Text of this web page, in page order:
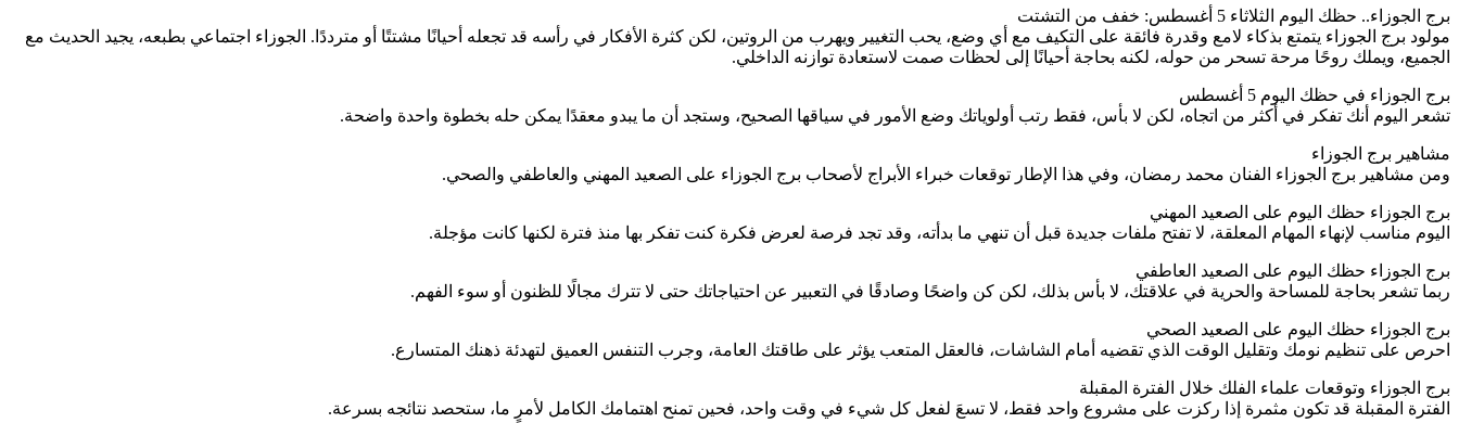
برج الجوزاء.. حظك اليوم الثلاثاء 5 أغسطس: خفف من التشتت
مولود برج الجوزاء يتمتع بذكاء لامع وقدرة فائقة على التكيف مع أي وضع، يحب التغيير ويهرب من الروتين، لكن كثرة الأفكار في رأسه قد تجعله أحيانًا مشتتًا أو مترددًا. الجوزاء اجتماعي بطبعه، يجيد الحديث مع
الجميع، ويملك روحًا مرحة تسحر من حوله، لكنه بحاجة أحيانًا إلى لحظات صمت لاستعادة توازنه الداخلي.
برج الجوزاء في حظك اليوم 5 أغسطس
تشعر اليوم أنك تفكر في أكثر من اتجاه، لكن لا بأس، فقط رتب أولوياتك وضع الأمور في سياقها الصحيح، وستجد أن ما يبدو معقدًا يمكن حله بخطوة واحدة واضحة.
مشاهير برج الجوزاء
ومن مشاهير برج الجوزاء الفنان محمد رمضان، وفي هذا الإطار توقعات خبراء الأبراج لأصحاب برج الجوزاء على الصعيد المهني والعاطفي والصحي.
برج الجوزاء حظك اليوم على الصعيد المهني
اليوم مناسب لإنهاء المهام المعلقة، لا تفتح ملفات جديدة قبل أن تنهي ما بدأته، وقد تجد فرصة لعرض فكرة كنت تفكر بها منذ فترة لكنها كانت مؤجلة.
برج الجوزاء حظك اليوم على الصعيد العاطفي
ربما تشعر بحاجة للمساحة والحرية في علاقتك، لا بأس بذلك، لكن كن واضحًا وصادقًا في التعبير عن احتياجاتك حتى لا تترك مجالًا للظنون أو سوء الفهم.
برج الجوزاء حظك اليوم على الصعيد الصحي
احرص على تنظيم نومك وتقليل الوقت الذي تقضيه أمام الشاشات، فالعقل المتعب يؤثر على طاقتك العامة، وجرب التنفس العميق لتهدئة ذهنك المتسارع.
برج الجوزاء وتوقعات علماء الفلك خلال الفترة المقبلة
الفترة المقبلة قد تكون مثمرة إذا ركزت على مشروع واحد فقط، لا تسعَ لفعل كل شيء في وقت واحد، فحين تمنح اهتمامك الكامل لأمرٍ ما، ستحصد نتائجه بسرعة.